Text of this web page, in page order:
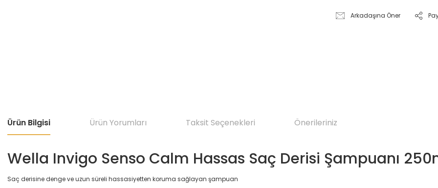
Arkadaşına Öner
Ürün Bilgisi Ürün Yorumları Taksit Seçenekleri Önerileriniz
Wella Invigo Senso Calm Hassas Saç Derisi Şampuanı
Saç derisine denge ve uzun süreli hassasiyetten koruma sağlayan şampuan